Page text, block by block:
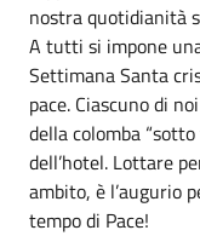
nostra quotidianità
A tutti si impone
Settimana Santa
pace. Ciascuno di
della colomba
dell’hotel. Lottare
ambito, è l’augurio
tempo di Pace!